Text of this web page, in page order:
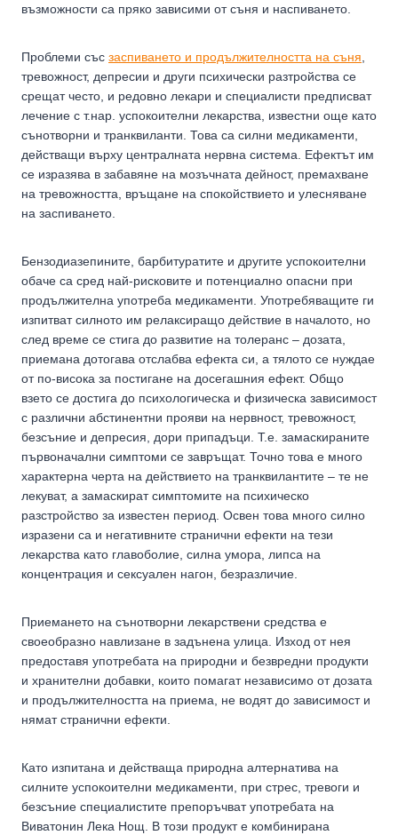
възможности са пряко зависими от съня и наспиването.
Проблеми със заспиването и продължителността на съня
тревожност, депресии и други психически разтройства се
срещат често, и редовно лекари и специалисти предписват
лечение с т.нар. успокоителни лекарства, известни още като
сънотворни и транквиланти. Това са силни медикаменти,
действащи върху централната нервна система. Ефектът им
се изразява в забавяне на мозъчната дейност, премахване
на тревожността, връщане на спокойствието и улесняване
на заспиването.
Бензодиазепините, барбитуратите и другите успокоителни
обаче са сред най-рисковите и потенциално опасни при
продължителна употреба медикаменти. Употребяващите ги
изпитват силното им релаксиращо действие в началото, но
след време се стига до развитие на толеранс – дозата,
приемана дотогава отслабва ефекта си, а тялото се нуждае
от по-висока за постигане на досегашния ефект. Общо
взето се достига до психологическа и физическа зависимост
с различни абстинентни прояви на нервност, тревожност,
безсъние и депресия, дори припадъци. Т.е. замаскираните
първоначални симптоми се завръщат. Точно това е много
характерна черта на действието на транквилантите – те не
лекуват, а замаскират симптомите на психическо
разстройство за известен период. Освен това много силно
изразени са и негативните странични ефекти на тези
лекарства като главоболие, силна умора, липса на
концентрация и сексуален нагон, безразличие.
Приемането на сънотворни лекарствени средства е
своеобразно навлизане в задънена улица. Изход от нея
предоставя употребата на природни и безвредни продукти
и хранителни добавки, които помагат независимо от дозата
и продължителността на приема, не водят до зависимост и
нямат странични ефекти.
Като изпитана и действаща природна алтернатива на
силните успокоителни медикаменти, при стрес, тревоги и
безсъние специалистите препоръчват употребата на
Виватонин Лека Нощ. В този продукт е комбинирана